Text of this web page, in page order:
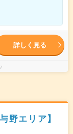
詳しく見る
野エリア】